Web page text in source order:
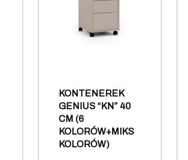
KONTENEREK
GENIUS “KN” 40
CM (6
KOLORÓW+MIKS
KOLORÓW)